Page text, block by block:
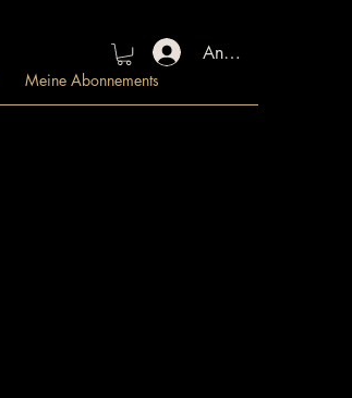
Anmelden
Meine Abonnements